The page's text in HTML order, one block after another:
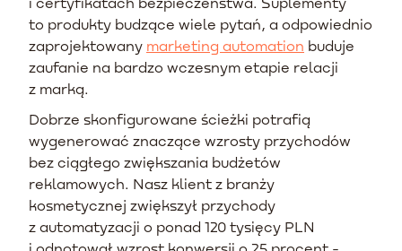
to produkty budzące wiele pytań, a odpowiednio
zaprojektowany marketing automation buduje
zaufanie na bardzo wczesnym etapie relacji
z marką.
Dobrze skonfigurowane ścieżki potrafią
wygenerować znaczące wzrosty przychodów
bez ciągłego zwiększania budżetów
reklamowych. Nasz klient z branży
kosmetycznej zwiększył przychody
z automatyzacji o ponad 120 tysięcy PLN
i odnotował wzrost konwersji o 25 procent -